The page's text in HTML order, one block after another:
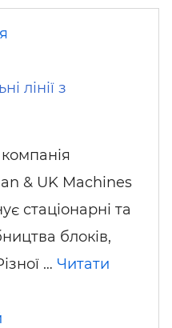
лінії з
& UK Machines
стаціонарні та
блоків,
… Читати